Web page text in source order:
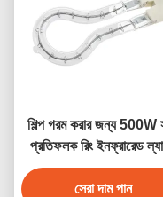
শিল্প গরম করার জন্য 500W
প্রতিফলক রিং ইনফ্রারেড
সেরা দাম পান